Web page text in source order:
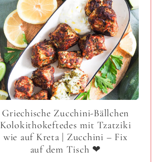
Griechische Zucchini-Bällchen
Kolokithokeftedes mit Tzatziki
wie auf Kreta | Zucchini – Fix
auf dem Tisch ❤